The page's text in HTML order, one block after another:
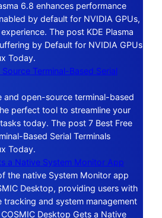
6.8 enhances performance
by default for NVIDIA GPUs,
The post KDE Plasma
by Default for NVIDIA GPUs
Today.
Terminal-Based Serial
and open-source terminal-based
perfect tool to streamline your
today. The post 7 Best Free
Based Serial Terminals
Today.
a Native System Monitor App
the native System Monitor app
Desktop, providing users with
tracking and system management
Desktop Gets a Native